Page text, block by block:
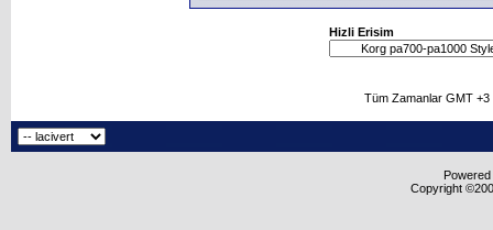
Hizli Erisim
Tüm Zamanlar GMT
Copyright